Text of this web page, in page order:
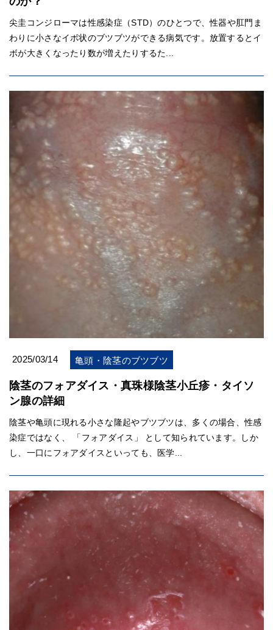
尖圭コンジローマは性感染症（STD）のひとつで、性器や肛門ま
わりに小さなイボ状のブツブツができる病気です。放置するとイ
ボが大きくなったり数が増えたりするた...
2025/03/14 亀頭・陰茎のブツブツ
陰茎のフォアダイス・真珠様陰茎小丘疹・タイソ
ン腺の詳細
陰茎や亀頭に現れる小さな隆起やブツブツは、多くの場合、性感
染症ではなく、 「フォアダイス」 として知られています。しか
し、一口にフォアダイスといっても、医学...